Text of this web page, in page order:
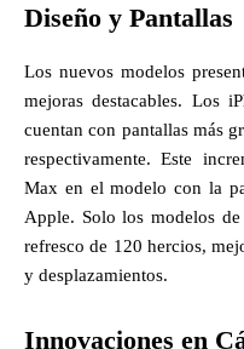
Diseño y Pantallas
Los nuevos modelos
mejoras destacables. Los
cuentan con pantallas más
respectivamente. Este
Max en el modelo con la
Apple. Solo los modelos
refresco de 120 hercios,
y desplazamientos.
Innovaciones en